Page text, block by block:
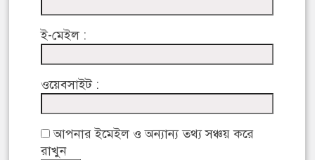
ই-মেইল :
ওয়েবসাইট :
আপনার ইমেইল ও অন্যান্য তথ্য সঞ্চয় করে
রাখুন